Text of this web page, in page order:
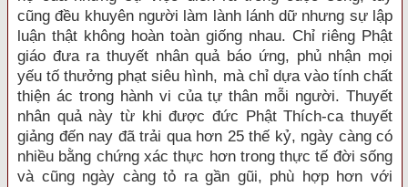
cũng đều khuyên người làm lành lánh dữ nhưng sự lập
luận thật không hoàn toàn giống nhau. Chỉ riêng Phật
giáo đưa ra thuyết nhân quả báo ứng, phủ nhận mọi
yếu tố thưởng phạt siêu hình, mà chỉ dựa vào tính chất
thiện ác trong hành vi của tự thân mỗi người. Thuyết
nhân quả này từ khi được đức Phật Thích-ca thuyết
giảng đến nay đã trải qua hơn 25 thế kỷ, ngày càng có
nhiều bằng chứng xác thực hơn trong thực tế đời sống
và cũng ngày càng tỏ ra gần gũi, phù hợp hơn với